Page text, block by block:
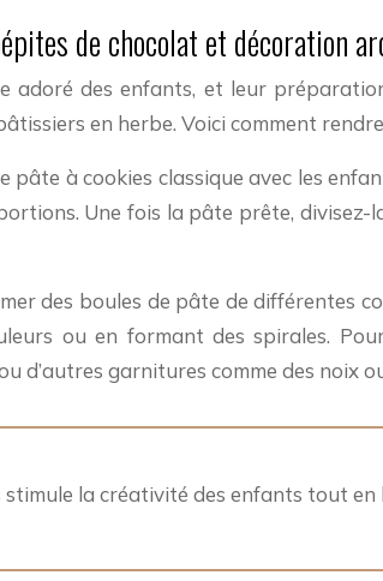
de chocolat et décoration
adoré des enfants, et leur
en herbe. Voici comment
à cookies classique avec les
Une fois la pâte prête,
des boules de pâte de différentes
ou en formant des spirales.
d’autres garnitures comme des noix
stimule la créativité des enfants tout